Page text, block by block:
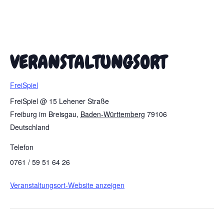
VERANSTALTUNGSORT
FreiSpiel
FreiSpiel @ 15 Lehener Straße
Freiburg im Breisgau, Baden-Württemberg 79106
Deutschland
Telefon
0761 / 59 51 64 26
Veranstaltungsort-Website anzeigen